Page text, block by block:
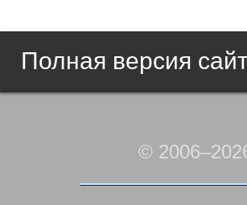
Полная версия
©